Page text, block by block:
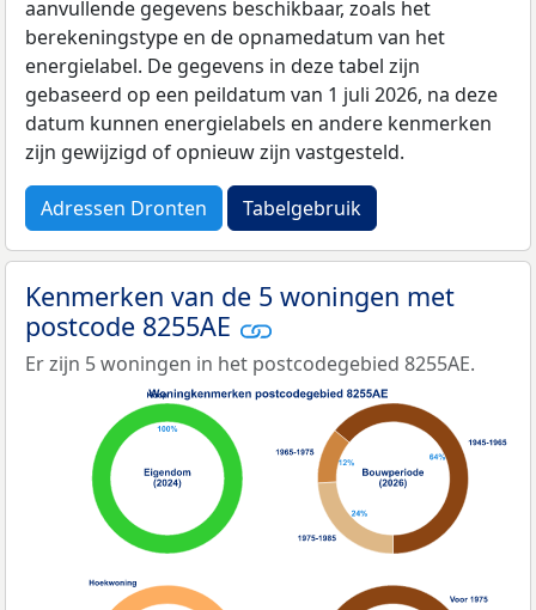
aanvullende gegevens beschikbaar, zoals het
berekeningstype en de opnamedatum van het
energielabel. De gegevens in deze tabel zijn
gebaseerd op een peildatum van 1 juli 2026, na deze
datum kunnen energielabels en andere kenmerken
zijn gewijzigd of opnieuw zijn vastgesteld.
Adressen Dronten Tabelgebruik
Kenmerken van de 5 woningen met
postcode 8255AE
Er zijn 5 woningen in het postcodegebied 8255AE.